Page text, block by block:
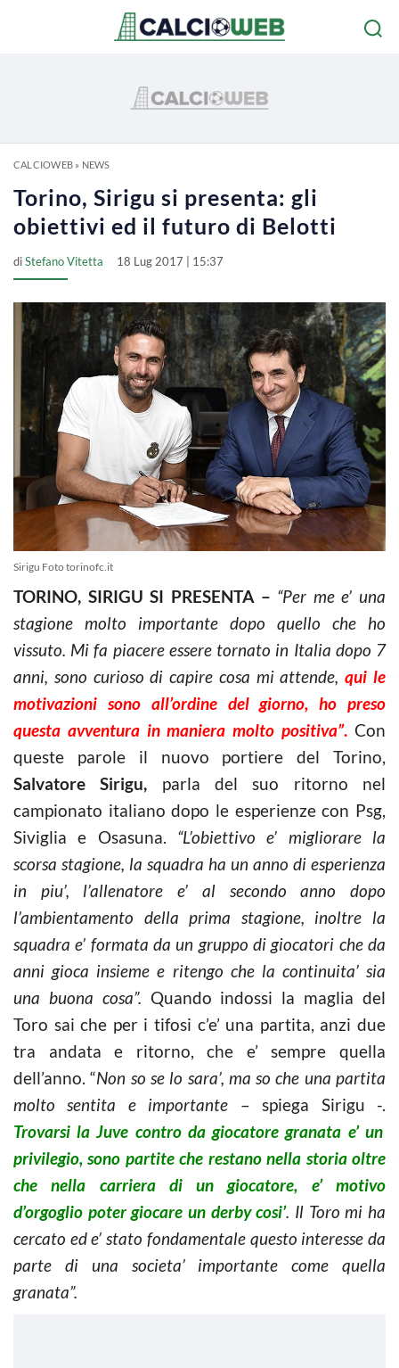
CALCIOWEB» NEWS
Torino, Sirigu si presenta: gli
obiettivi ed il futuro di Belotti
diStefano Vitetta 18 Lug 2017 | 15:37
Sirigu Foto torinofc.it
TORINO, SIRIGU SI PRESENTA – “Per me e’ una
stagione molto importante dopo quello che ho
vissuto. Mi fa piacere essere tornato in Italia dopo 7
anni, sono curioso di capire cosa mi attende,qui le
motivazioni sono all’ordine del giorno, ho preso
questa avventura in maniera molto positiva”. Con
queste parole il nuovo portiere del Torino,
Salvatore Sirigu, parla del suo ritorno nel
campionato italiano dopo le esperienze con Psg,
Siviglia e Osasuna. “L’obiettivo e’ migliorare la
scorsa stagione, la squadra ha un anno di esperienza
in piu’, l’allenatore e’ al secondo anno dopo
l’ambientamento della prima stagione, inoltre la
squadra e’ formata da un gruppo di giocatori che da
anni gioca insieme e ritengo che la continuita’ sia
una buona cosa”. Quando indossi la maglia del
Toro sai che per i tifosi c’e’ una partita, anzi due
tra andata e ritorno, che e’ sempre quella
dell’anno. “Non so se lo sara’, ma so che una partita
molto sentita e importante – spiega Sirigu -.
Trovarsi la Juve contro da giocatore granata e’ un
privilegio, sono partite che restano nella storia oltre
che nella carriera di un giocatore, e’ motivo
d’orgoglio poter giocare un derby cosi’. Il Toro mi ha
cercato ed e’ stato fondamentale questo interesse da
parte di una societa’ importante come quella
granata”.